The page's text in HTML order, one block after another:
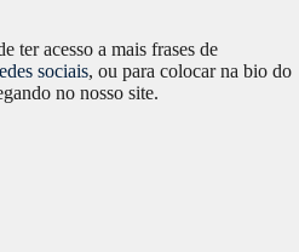
ter acesso a mais frases de
sociais, ou para colocar na bio do
no nosso site.